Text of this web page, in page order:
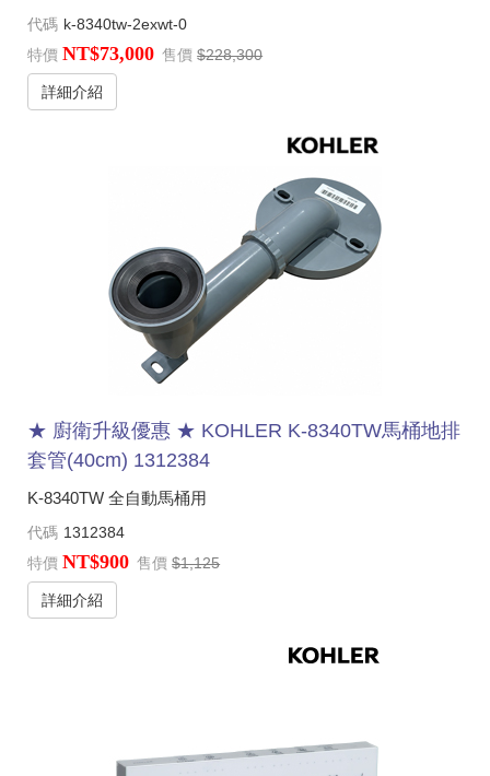
代碼 k-8340tw-2exwt-0
特價 NT$73,000 售價 $228,300
詳細介紹
★ 廚衛升級優惠 ★ KOHLER K-8340TW馬桶地排
套管(40cm) 1312384
K-8340TW 全自動馬桶用
代碼 1312384
特價 NT$900 售價 $1,125
詳細介紹